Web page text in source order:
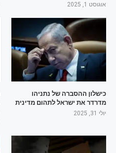
אוגוסט 1, 2025
כישלון ההסברה של נתניהו
מדרדר את ישראל לתהום מדינית
יולי 31, 2025